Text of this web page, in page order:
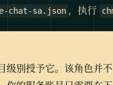
chat-sa.json ，执行
别授予它。该角色并